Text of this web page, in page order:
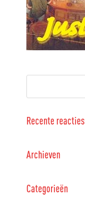
Recente reacties
Archieven
Categorieën